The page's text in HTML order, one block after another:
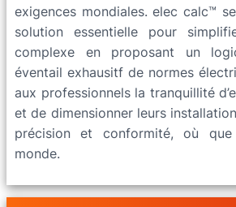
exigences mondiales. elec calc™
solution essentielle pour
complexe en proposant un
éventail exhausitf de normes
aux professionnels la tranquillité
et de dimensionner leurs
précision et conformité, où
monde.